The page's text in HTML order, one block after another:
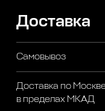
Доставка
Самовывоз
Доставка по
в пределах МКАД